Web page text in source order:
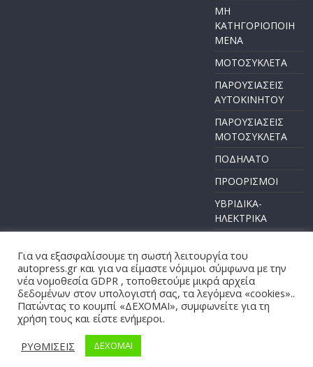
ΜΗ
ΚΑΤΗΓΟΡΙΟΠΟΙΗ
ΜΕΝΑ
ΜΟΤΟΣΥΚΛΕΤΑ
ΠΑΡΟΥΣΙΑΣΕΙΣ
ΑΥΤΟΚΙΝΗΤΟΥ
ΠΑΡΟΥΣΙΑΣΕΙΣ
ΜΟΤΟΣΥΚΛΕΤΑ
ΠΟΔΗΛΑΤΟ
ΠΡΟΟΡΙΣΜΟΙ
ΥΒΡΙΔΙΚΑ-
ΗΛΕΚΤΡΙΚΑ
Πνευματικά Δικαιώματα © 2026AUTOPRESS . Τα πνευματικά
δικαιώματα προστατεύονται.
Θέμα:ColorMagαπό ThemeGrill. Κατασκευασμένο με
WordPress
Για να εξασφαλίσουμε τη σωστή λειτουργία του
autopress.gr και για να είμαστε νόμιμοι σύμφωνα με την
νέα νομοθεσία GDPR , τοποθετούμε μικρά αρχεία
δεδομένων στον υπολογιστή σας, τα λεγόμενα «cookies»..
Πατώντας το κουμπί «ΔΕΧΟΜΑΙ», συμφωνείτε για τη
χρήση τους και είστε ενήμεροι.
ΡΥΘΜΙΣΕΙΣ
ΔΕΧΟΜΑΙ